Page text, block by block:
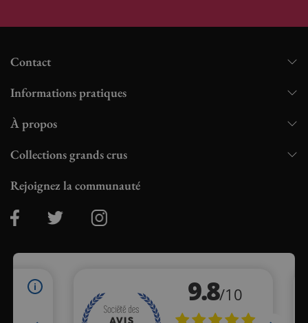
Contact
Informations pratiques
À propos
Collections grands crus
Rejoignez la communauté